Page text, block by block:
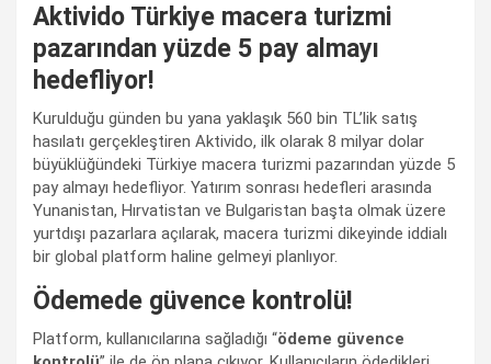
Aktivido Türkiye macera turizmi
pazarından yüzde 5 pay almayı
hedefliyor!
Kurulduğu günden bu yana yaklaşık 560 bin TL’lik satış
hasılatı gerçekleştiren Aktivido, ilk olarak 8 milyar dolar
büyüklüğündeki Türkiye macera turizmi pazarından yüzde 5
pay almayı hedefliyor. Yatırım sonrası hedefleri arasında
Yunanistan, Hırvatistan ve Bulgaristan başta olmak üzere
yurtdışı pazarlara açılarak, macera turizmi dikeyinde iddialı
bir global platform haline gelmeyi planlıyor.
Ödemede güvence kontrolü!
Platform, kullanıcılarına sağladığı “ödeme güvence